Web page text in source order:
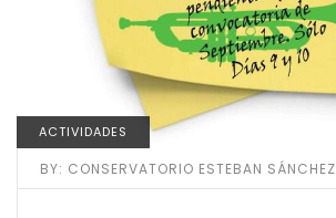
ACTIVIDADES
BY: CONSERVATORIO ESTEBAN SÁNCHEZ